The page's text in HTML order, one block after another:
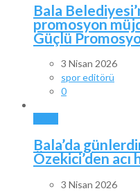
Bala
promosyon
Güçlü
3 Nisan 2026
spor editörü
0
Bala’da
Özekici’den acı
3 Nisan 2026